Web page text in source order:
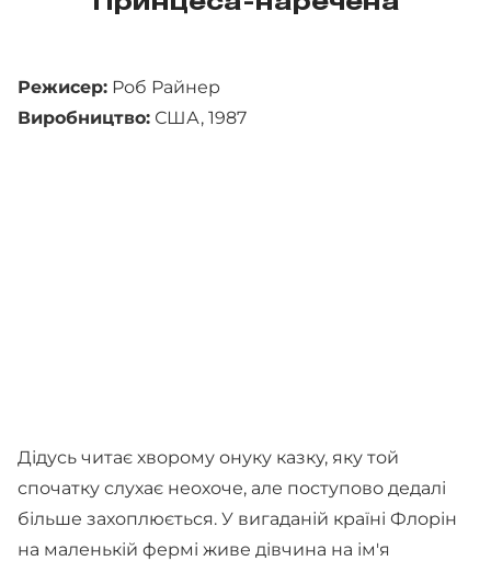
Режисер: Роб Райнер
Виробництво: США, 1987
Дідусь читає хворому онуку казку, яку той
спочатку слухає неохоче, але поступово дедалі
більше захоплюється. У вигаданій країні Флорін
на маленькій фермі живе дівчина на ім'я